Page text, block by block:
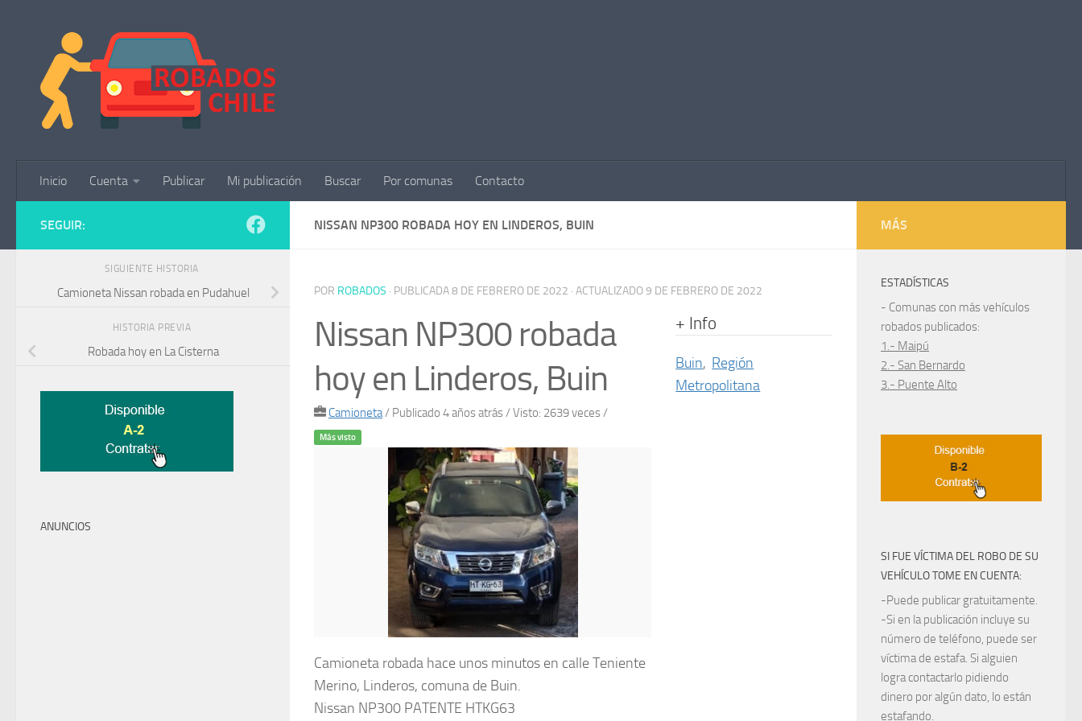
Inicio Cuenta Publicar Mi publicación Buscar Por comunas Contacto
NISSAN NP300 ROBADA HOY EN LINDEROS, BUIN
POR ROBADOS · PUBLICADA8 DE FEBRERO DE 2022 · ACTUALIZADO9 DE FEBRERO DE 2022
Nissan NP300 robada
hoy en Linderos, Buin
Camioneta/ Publicado 4 años atrás/ Visto: 2639 veces /
Más visto
Camioneta robada hace unos minutos en calle Teniente
Merino, Linderos, comuna de Buin.
Nissan NP300 PATENTE HTKG63
+ Info
Buin, Región
Metropolitana
SEGUIR:
SIGUIENTE HISTORIA
Camioneta Nissan robada en Pudahuel
HISTORIA PREVIA
Robada hoy en La Cisterna
ANUNCIOS
MÁS
ESTADÍSTICAS
- Comunas con más vehículos
robados publicados:
1.- Maipú
2.- San Bernardo
3.- Puente Alto
SI FUE VÍCTIMA DEL ROBO DE SU
VEHÍCULO TOME EN CUENTA:
-Puede publicar gratuitamente.
-Si en la publicación incluye su
número de teléfono, puede ser
víctima de estafa. Si alguien
logra contactarlo pidiendo
dinero por algún dato, lo están
estafando.